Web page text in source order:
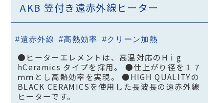
AKB 笠付き遠赤外線ヒーター
#遠赤外線 #高熱効率 #クリーン加熱
●ヒーターエレメントは、高温対応のH i g
hCeramics タイプを採用。 ●仕上がり径を１７
ｍｍとし高熱効率を実現。 ●HIGH QUALITYの
BLACK CERAMICSを使用した長波長の遠赤外線
ヒーターです。